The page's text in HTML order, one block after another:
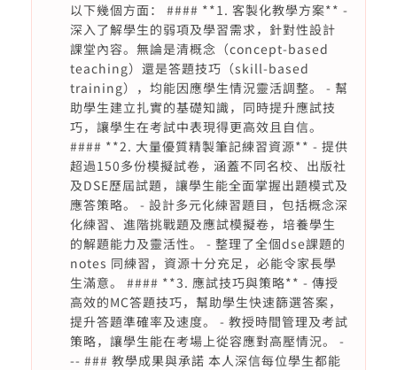
以下幾個方面： #### **1. 客製化教學方案** -
深入了解學生的弱項及學習需求，針對性設計
課堂內容。無論是清概念（concept-based
teaching）還是答題技巧（skill-based
training），均能因應學生情況靈活調整。 - 幫
助學生建立扎實的基礎知識，同時提升應試技
巧，讓學生在考試中表現得更高效且自信。
#### **2. 大量優質精製筆記練習資源** - 提供
超過150多份模擬試卷，涵蓋不同名校、出版社
及DSE歷屆試題，讓學生能全面掌握出題模式及
應答策略。 - 設計多元化練習題目，包括概念深
化練習、進階挑戰題及應試模擬卷，培養學生
的解題能力及靈活性。 - 整理了全個dse課題的
notes 同練習，資源十分充足，必能令家長學
生滿意。 #### **3. 應試技巧與策略** - 傳授
高效的MC答題技巧，幫助學生快速篩選答案，
提升答題準確率及速度。 - 教授時間管理及考試
策略，讓學生能在考場上從容應對高壓情況。 -
-- ### 教學成果與承諾 本人深信每位學生都能